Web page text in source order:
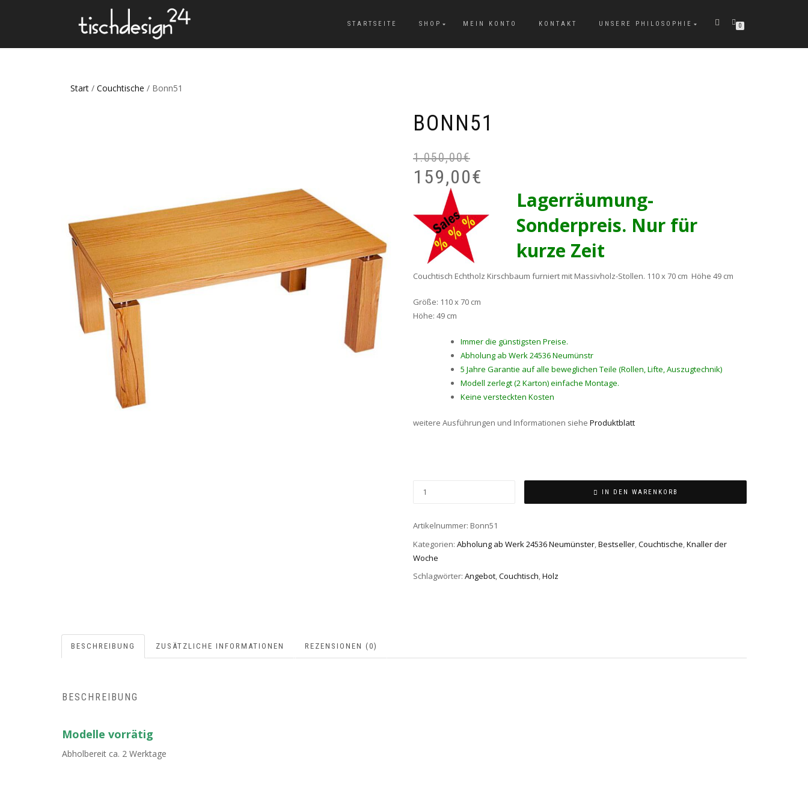
STARTSEITE SHOP MEIN KONTO KONTAKT UNSERE PHILOSOPHIE 0
Start / Couchtische / Bonn51
BONN51
1.050,00€
159,00€
Lagerräumung-
Sonderpreis. Nur für
kurze Zeit
Couchtisch Echtholz Kirschbaum furniert mit Massivholz-Stollen. 110 x 70 cm Höhe 49 cm
Größe: 110 x 70 cm
Höhe: 49 cm
Immer die günstigsten Preise.
Abholung ab Werk 24536 Neumünstr
5 Jahre Garantie auf alle beweglichen Teile (Rollen, Lifte, Auszugtechnik)
Modell zerlegt (2 Karton) einfache Montage.
Keine versteckten Kosten
weitere Ausführungen und Informationen siehe Produktblatt
BONN51
IN DEN WARENKORB
Artikelnummer: Bonn51
Kategorien: Abholung ab Werk 24536 Neumünster Bestseller Couchtische Knaller der
Woche
Schlagwörter: Angebot,Couchtisch,Holz
BESCHREIBUNG ZUSÄTZLICHE INFORMATIONEN REZENSIONEN (0)
BESCHREIBUNG
Modelle vorrätig
Abholbereit ca. 2 Werktage